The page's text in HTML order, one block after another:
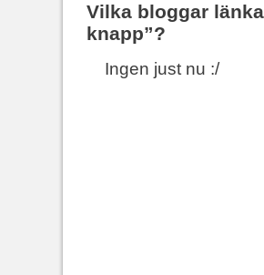
Vilka bloggar
knapp”?
Ingen just nu :/